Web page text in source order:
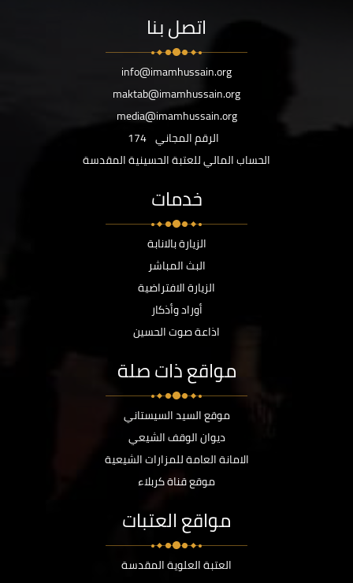
اتصل بنا
info@imamhussain.org
maktab@imamhussain.org
media@imamhussain.org
الرقم المجاني 174
الحساب المالي للعتبة الحسينية المقدسة
خدمات
الزيارة بالانابة
البث المباشر
الزيارة الافتراضية
أوراد وأذكار
اذاعة صوت الحسين
مواقع ذات صلة
موقع السيد السيستاني
ديوان الوقف الشيعي
الامانة العامة للمزارات الشيعية
موقع قناة كربلاء
مواقع العتبات
العتبة العلوية المقدسة